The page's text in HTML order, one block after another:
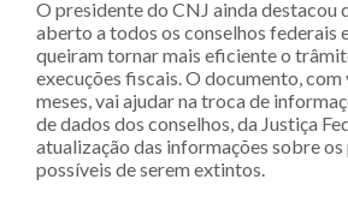
O presidente do CNJ ainda destacou
aberto a todos os conselhos federais
queiram tornar mais eficiente o
execuções fiscais. O documento,
meses, vai ajudar na troca de
de dados dos conselhos, da Justiça
atualização das informações sobre os
possíveis de serem extintos.